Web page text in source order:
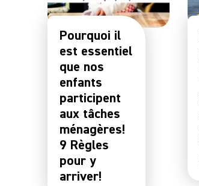
Pourquoi il
est essentiel
que nos
enfants
participent
aux tâches
ménagères!
9 Règles
pour y
arriver!